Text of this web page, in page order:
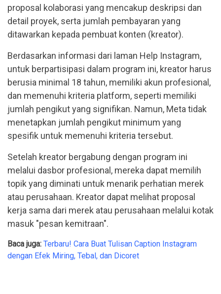
proposal kolaborasi yang mencakup deskripsi dan
detail proyek, serta jumlah pembayaran yang
ditawarkan kepada pembuat konten (kreator).
Berdasarkan informasi dari laman Help Instagram,
untuk berpartisipasi dalam program ini, kreator harus
berusia minimal 18 tahun, memiliki akun profesional,
dan memenuhi kriteria platform, seperti memiliki
jumlah pengikut yang signifikan. Namun, Meta tidak
menetapkan jumlah pengikut minimum yang
spesifik untuk memenuhi kriteria tersebut.
Setelah kreator bergabung dengan program ini
melalui dasbor profesional, mereka dapat memilih
topik yang diminati untuk menarik perhatian merek
atau perusahaan. Kreator dapat melihat proposal
kerja sama dari merek atau perusahaan melalui kotak
masuk "pesan kemitraan".
Baca juga: Terbaru! Cara Buat Tulisan Caption Instagram
dengan Efek Miring, Tebal, dan Dicoret